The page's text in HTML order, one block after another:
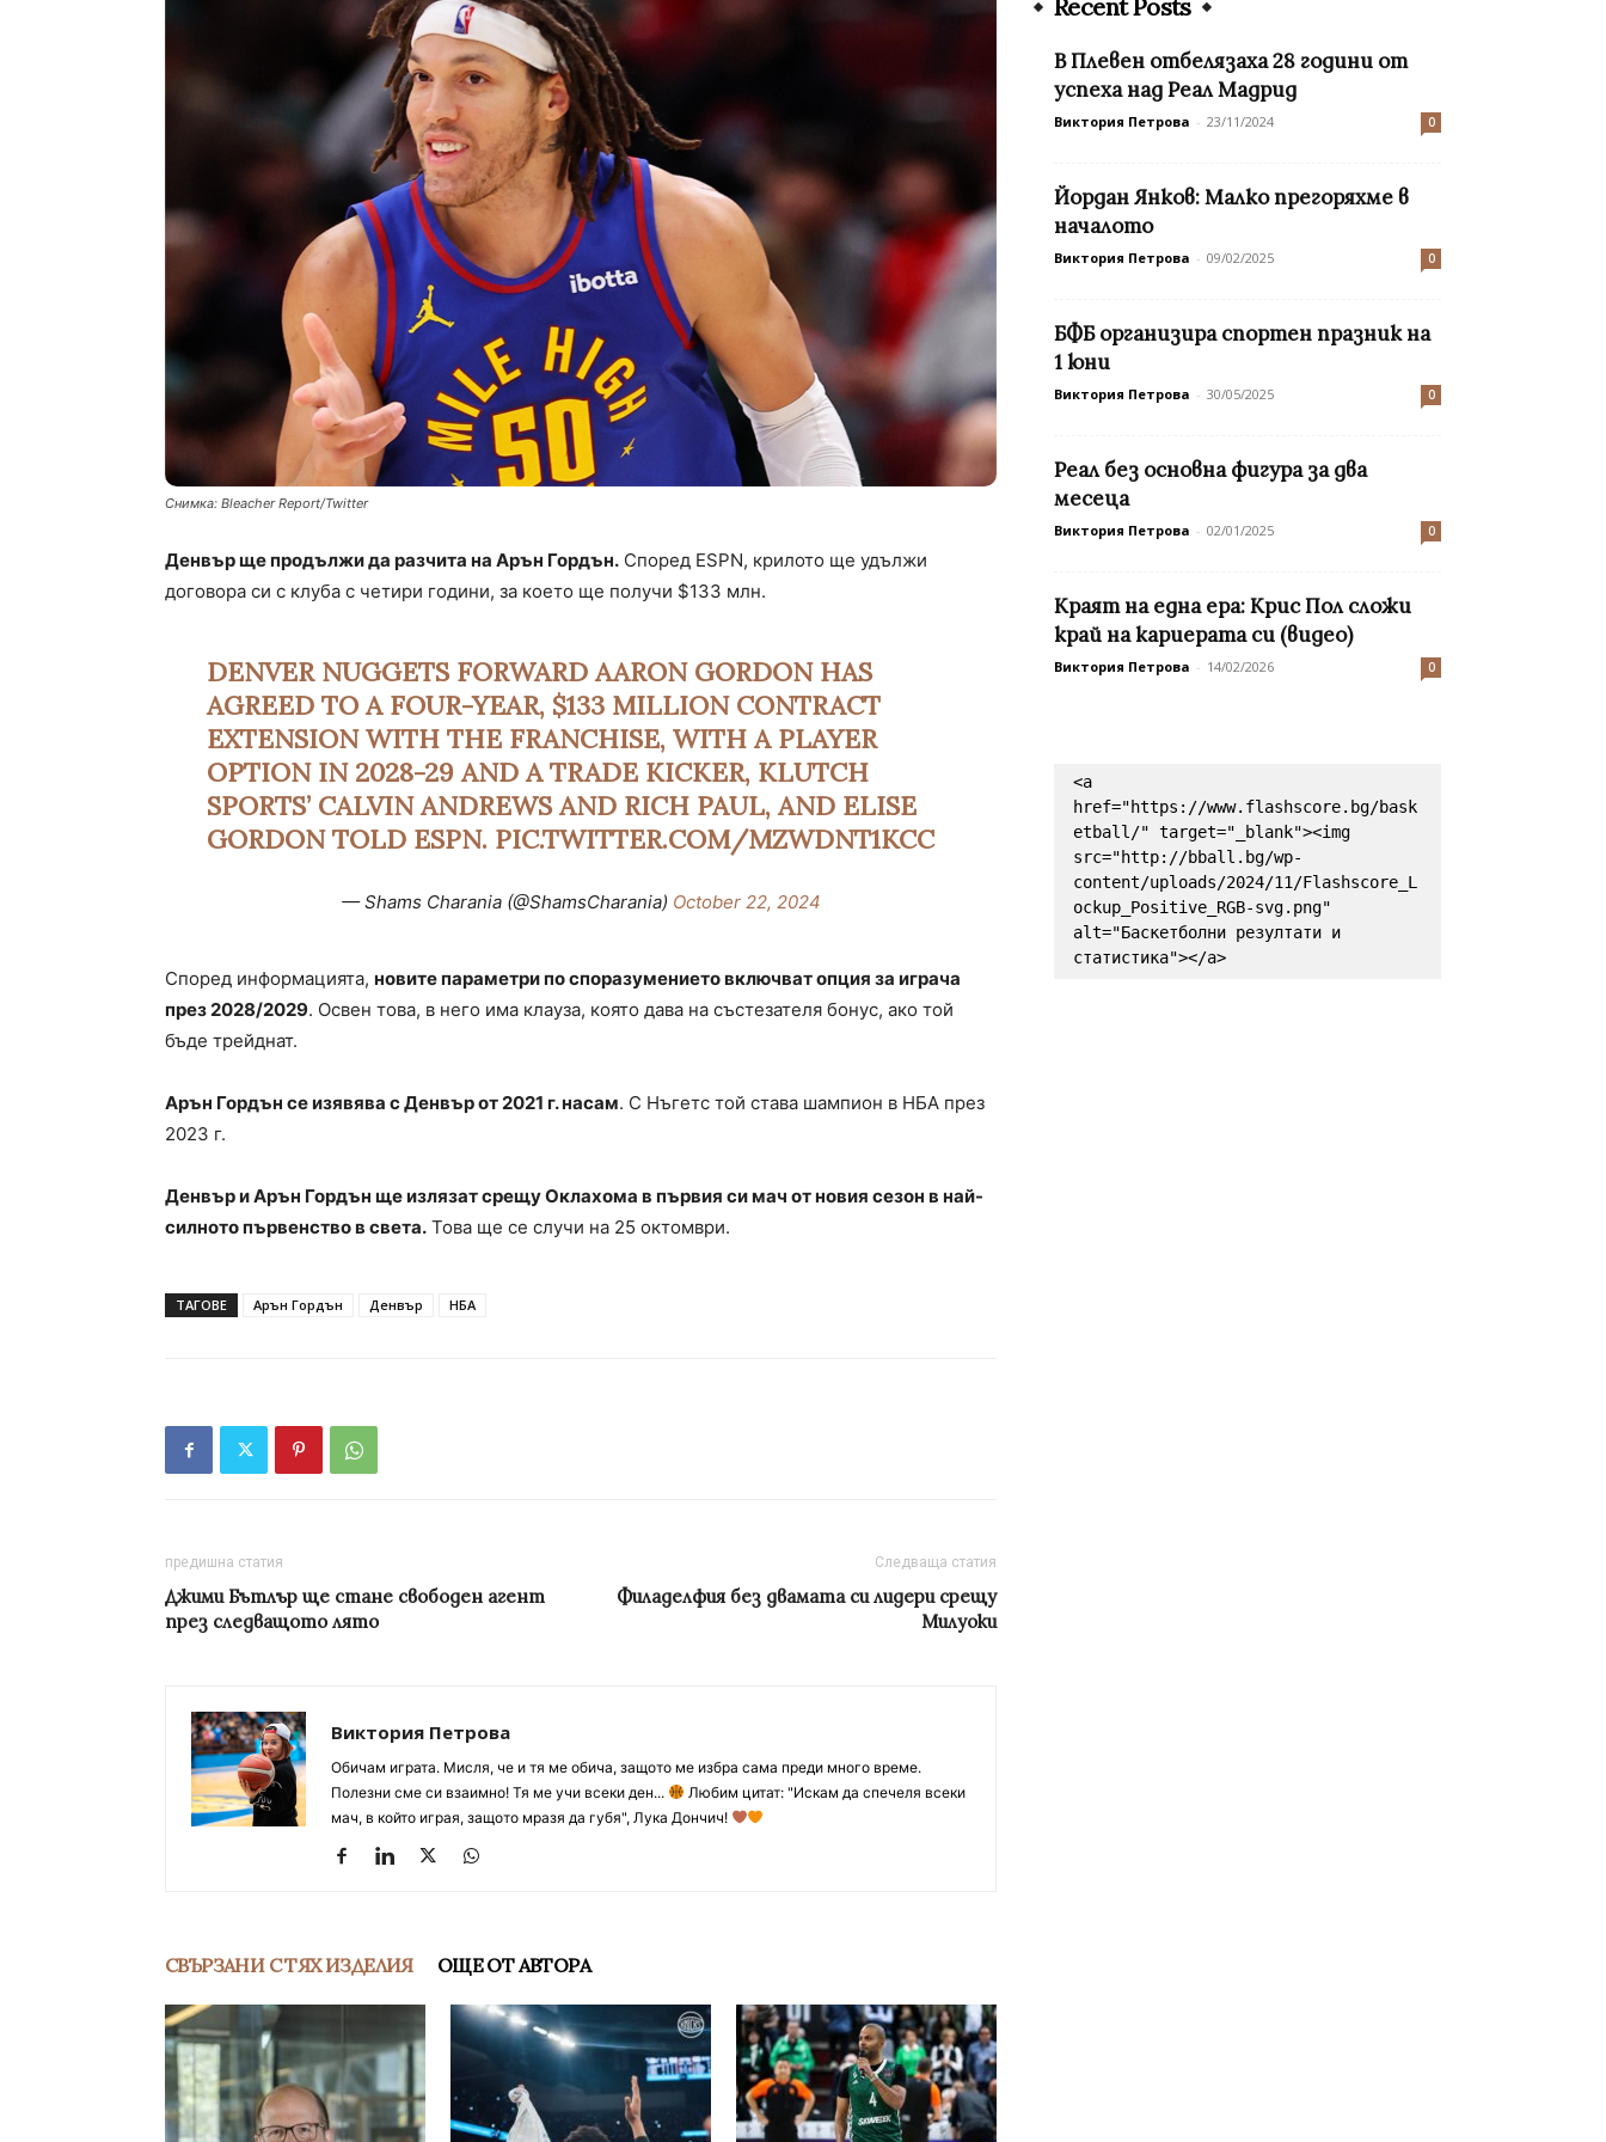
Снимка: Bleacher Report/Twitter
Денвър ще продължи да разчита на Арън Гордън. Според ESPN, крилото ще удължи
договора си с клуба с четири години, за което ще получи $133 млн.
DENVER NUGGETS FORWARD AARON GORDON HAS
AGREED TO A FOUR-YEAR, $133 MILLION CONTRACT
EXTENSION WITH THE FRANCHISE, WITH A PLAYER
OPTION IN 2028-29 AND A TRADE KICKER, KLUTCH
SPORTS’ CALVIN ANDREWS AND RICH PAUL, AND ELISE
GORDON TOLD ESPN. PIC.TWITTER.COM/MZWDNT1KCC
— Shams Charania (@ShamsCharania) October 22, 2024
Според информацията, новите параметри по споразумението включват опция за играча
през 2028/2029. Освен това, в него има клауза, която дава на състезателя бонус, ако той
бъде трейднат.
Арън Гордън се изявява с Денвър от 2021 г. насам. С Нъгетс той става шампион в НБА през
2023 г.
Денвър и Арън Гордън ще излязат срещу Оклахома в първия си мач от новия сезон в най-
силното първенство в света. Това ще се случи на 25 октомври.
ТАГОВЕ Арън Гордън Денвър НБА
предишна статия
Джими Бътлър ще стане свободен агент
през следващото лято
Следваща статия
Филаделфия без двамата си лидери срещу
Милуоки
Виктория Петрова
Обичам играта. Мисля, че и тя ме обича, защото ме избра сама преди много време.
Полезни сме си взаимно! Тя ме учи всеки ден...
Любим цитат: "Искам да спечеля всеки
мач, в който играя, защото мразя да губя", Лука Дончич!
СВЪРЗАНИ С ТЯХ ИЗДЕЛИЯ ОЩЕ ОТ АВТОРА
Recent Posts
В Плевен отбелязаха 28 години от
успеха над Реал Мадрид
Виктория Петрова - 23/11/2024 0
Йордан Янков: Малко прегоряхме в
началото
Виктория Петрова - 09/02/2025 0
БФБ организира спортен празник на
1 юни
Виктория Петрова - 30/05/2025 0
Реал без основна фигура за два
месеца
Виктория Петрова - 02/01/2025 0
Краят на една ера: Крис Пол сложи
край на кариерата си (видео)
Виктория Петрова - 14/02/2026 0
<a
href="https://www.flashscore.bg/bask
etball/" target="_blank"><img
src="http://bball.bg/wp-
content/uploads/2024/11/Flashscore_L
ockup_Positive_RGB-svg.png"
alt="Баскетболни резултати и
статистика"></a>